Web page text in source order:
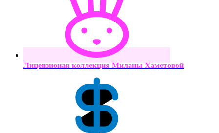
Лицензионая коллекция Миланы Хаметовой